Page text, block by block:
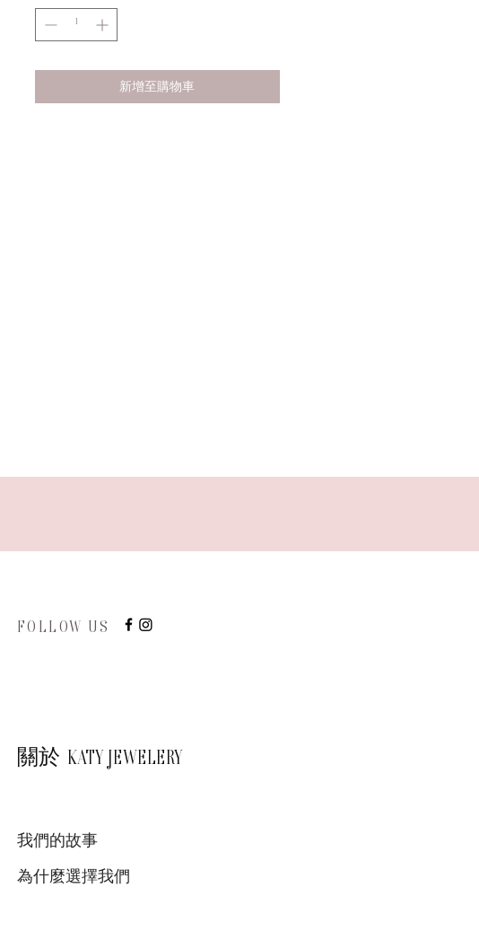
新增至購物車
FOLLOW US
關於 KATY JEWELERY
我們的故事
為什麼選擇我們